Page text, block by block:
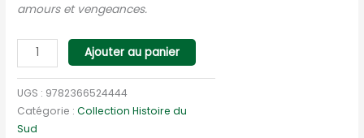
amours et vengeances.
quantité
de
Le
trésor
de
Ajouter au panier
UGS : 9782366524444
Catégorie :Collection Histoire du
Sud